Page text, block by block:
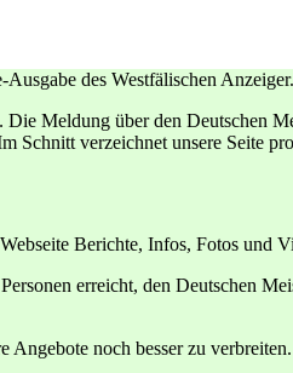
des Westfälischen Anzeiger.
Meldung über den Deutschen
Schnitt verzeichnet unsere Seite
Berichte, Infos, Fotos und
erreicht, den Deutschen
Angebote noch besser zu verbreiten.